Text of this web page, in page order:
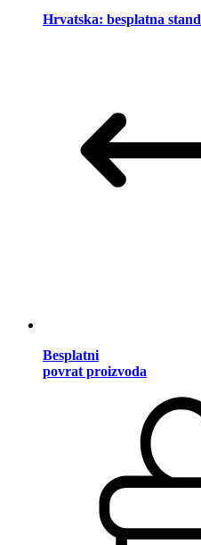
Hrvatska: besplatna
Besplatni
povrat proizvoda